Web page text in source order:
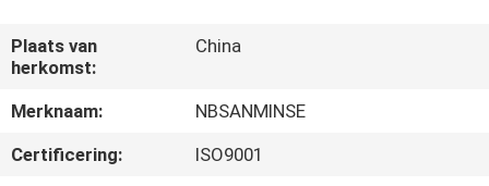
FABRIEKSREIS
KWALITEITSCONTROLE
Plaats van
herkomst:
China
Merknaam:
NBSANMINSE
Certificering:
ISO9001